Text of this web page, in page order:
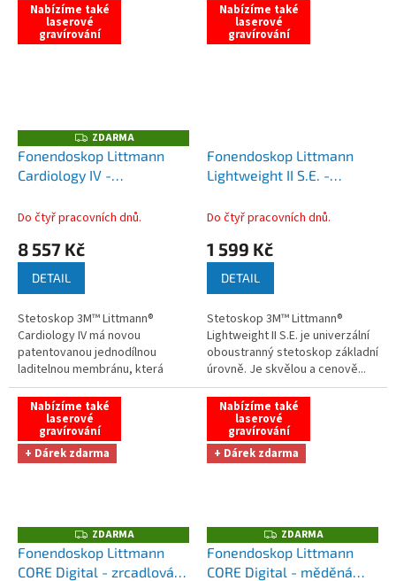
Nabízíme také
laserové
gravírování
Z
D
A
R
ZDARMA
Fonendoskop Littmann
Cardiology IV -
Do čtyř pracovních dnů.
8 557 Kč
DETAIL
Stetoskop 3M™ Littmann®
Cardiology IV má novou
patentovanou jednodílnou
laditelnou membránu, která
umožňuje...
Nabízíme také
laserové
gravírování
Fonendoskop Littmann
Lightweight II S.E. -
Do čtyř pracovních dnů.
1 599 Kč
DETAIL
Stetoskop 3M™ Littmann®
Lightweight II S.E. je univerzální
oboustranný stetoskop základní
úrovně. Je skvělou a cenově...
Nabízíme také
laserové
gravírování
+ Dárek zdarma
Z
D
A
R
ZDARMA
Fonendoskop Littmann
CORE Digital - zrcadlová
Nabízíme také
laserové
gravírování
+ Dárek zdarma
Z
D
A
R
ZDARMA
Fonendoskop Littmann
CORE Digital - měděná